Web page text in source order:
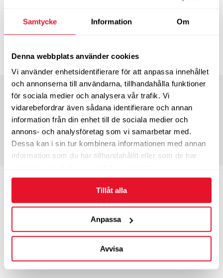
Samtycke Information Om
Denna webbplats använder cookies
Vi använder enhetsidentifierare för att anpassa innehållet
och annonserna till användarna, tillhandahålla funktioner
för sociala medier och analysera vår trafik. Vi
vidarebefordrar även sådana identifierare och annan
information från din enhet till de sociala medier och
annons- och analysföretag som vi samarbetar med.
Dessa kan i sin tur kombinera informationen med annan
information som du har tillhandahållit eller som de har
Tillåt alla
Anpassa
Avvisa
Bultcirkel 6-139.7
3 190kr/st
Tum 20” Bredd 9
ET-mått 25 Nav 110
Bultcirkel 6-139.7
3-4 dagars leveranstid
KÖP
3 190kr/st
Tum 20” Bredd 9
Nav
Bultcirkel 6-139.7
KÖP
3 190kr/st